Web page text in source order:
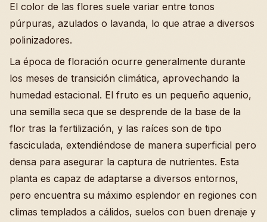
El color de las flores suele variar entre tonos
púrpuras, azulados o lavanda, lo que atrae a diversos
polinizadores.
La época de floración ocurre generalmente durante
los meses de transición climática, aprovechando la
humedad estacional. El fruto es un pequeño aquenio,
una semilla seca que se desprende de la base de la
flor tras la fertilización, y las raíces son de tipo
fasciculada, extendiéndose de manera superficial pero
densa para asegurar la captura de nutrientes. Esta
planta es capaz de adaptarse a diversos entornos,
pero encuentra su máximo esplendor en regiones con
climas templados a cálidos, suelos con buen drenaje y